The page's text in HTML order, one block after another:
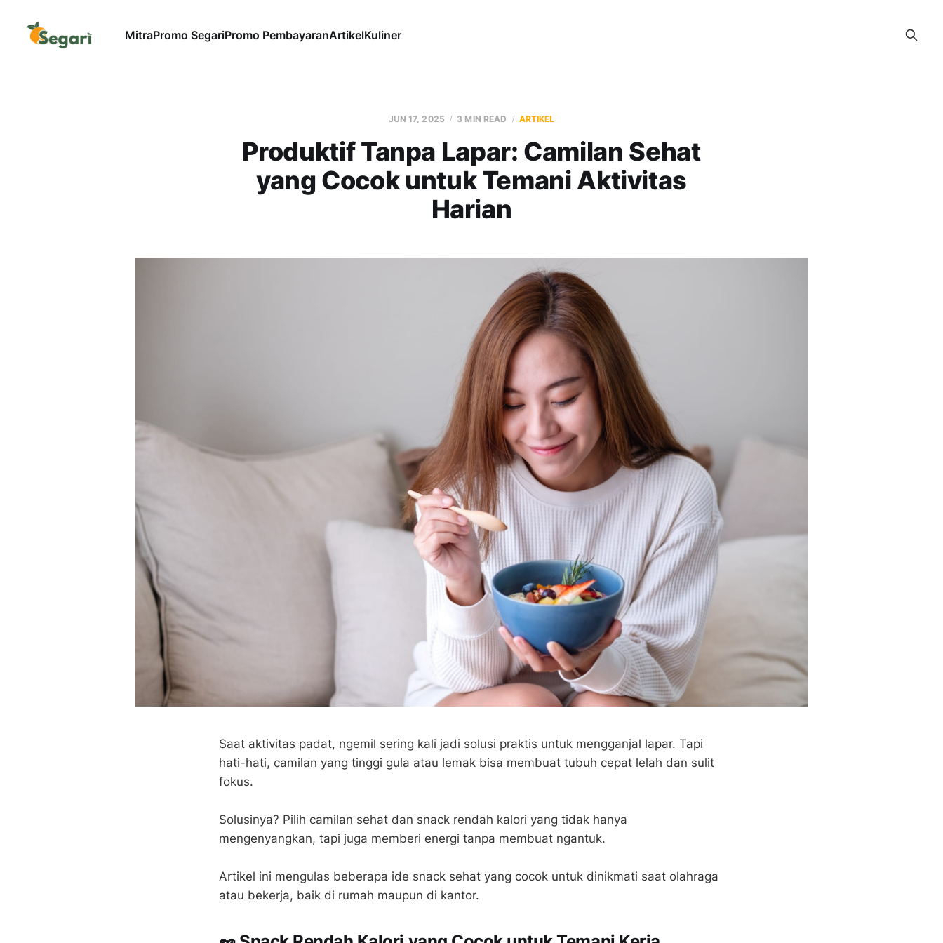
MitraPromo SegariPromo PembayaranArtikelKuliner
JUN 17, 2025 3 MIN READ ARTIKEL
Produktif Tanpa Lapar: Camilan Sehat
yang Cocok untuk Temani Aktivitas
Harian
Saat aktivitas padat, ngemil sering kali jadi solusi praktis untuk mengganjal lapar. Tapi
hati-hati, camilan yang tinggi gula atau lemak bisa membuat tubuh cepat lelah dan sulit
fokus.
Solusinya? Pilih camilan sehat dan snack rendah kalori yang tidak hanya
mengenyangkan, tapi juga memberi energi tanpa membuat ngantuk.
Artikel ini mengulas beberapa ide snack sehat yang cocok untuk dinikmati saat olahraga
atau bekerja, baik di rumah maupun di kantor.